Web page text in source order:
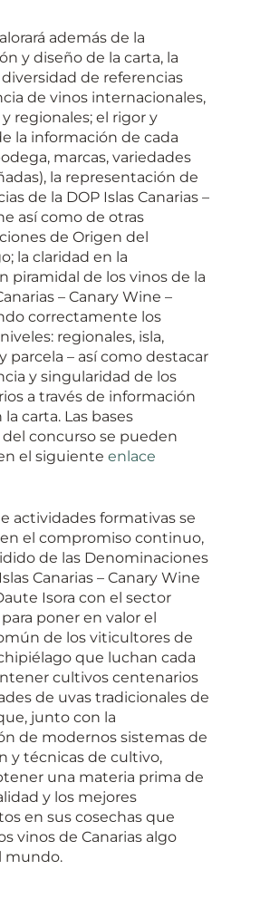
además de la
y diseño de la carta, la
de referencias
de vinos internacionales,
regionales; el rigor y
la información de cada
marcas, variedades
la representación de
de la DOP Islas Canarias –
así como de otras
de Origen del
la claridad en la
piramidal de los vinos de la
– Canary Wine –
correctamente los
regionales, isla,
parcela – así como destacar
y singularidad de los
a través de información
carta. Las bases
concurso se pueden
el siguiente enlace
actividades formativas se
el compromiso continuo,
de las Denominaciones
Canarias – Canary Wine
Isora con el sector
poner en valor el
de los viticultores de
que luchan cada
cultivos centenarios
de uvas tradicionales de
junto con la
de modernos sistemas de
y técnicas de cultivo,
una materia prima de
y los mejores
en sus cosechas que
vinos de Canarias algo
mundo.